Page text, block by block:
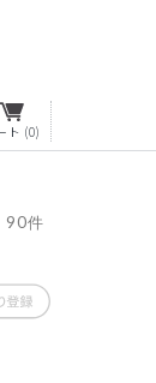
ト (0)
90件